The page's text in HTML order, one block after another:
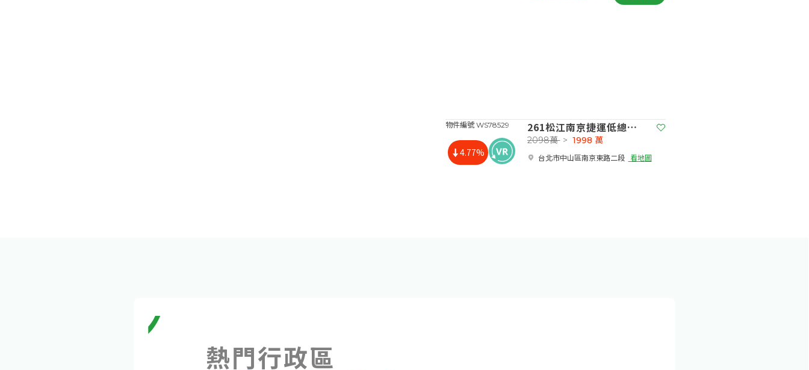
物件編號 WS78529
4.77%
261松江南京捷運低總二房美寓
台北市中山區南京東路二段​ 看地圖
2098萬 > 1998 萬
熱門行政區